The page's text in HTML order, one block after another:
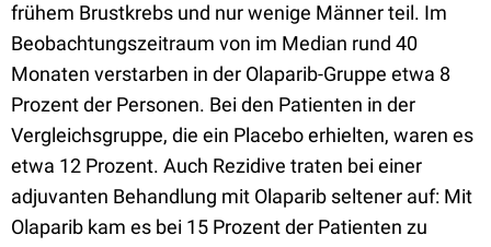
frühem Brustkrebs und nur wenige Männer teil. Im
Beobachtungszeitraum von im Median rund 40
Monaten verstarben in der Olaparib-Gruppe etwa 8
Prozent der Personen. Bei den Patienten in der
Vergleichsgruppe, die ein Placebo erhielten, waren es
etwa 12 Prozent. Auch Rezidive traten bei einer
adjuvanten Behandlung mit Olaparib seltener auf: Mit
Olaparib kam es bei 15 Prozent der Patienten zu